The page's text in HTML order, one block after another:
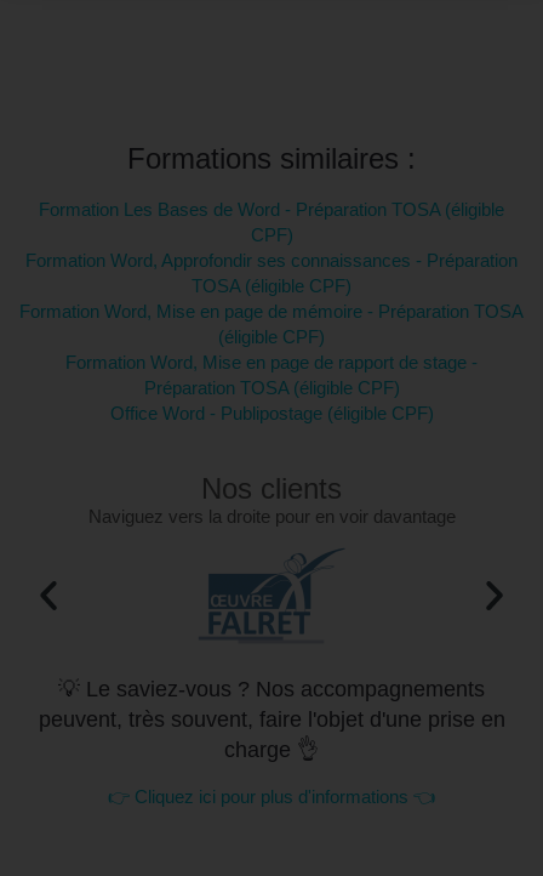
Formations similaires :
Formation Les Bases de Word - Préparation TOSA (éligible
CPF)
Formation Word, Approfondir ses connaissances - Préparation
TOSA (éligible CPF)
Formation Word, Mise en page de mémoire - Préparation TOSA
(éligible CPF)
Formation Word, Mise en page de rapport de stage -
Préparation TOSA (éligible CPF)
Office Word - Publipostage (éligible CPF)
Nos clients
Naviguez vers la droite pour en voir davantage
💡 Le saviez-vous ? Nos accompagnements
peuvent, très souvent, faire l'objet d'une prise en
charge 👌
👉 Cliquez ici pour plus d'informations 👈